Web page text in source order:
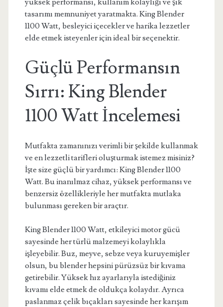
yüksek performansı, kullanım kolaylığı ve şık
tasarımı memnuniyet yaratmakta. King Blender
1100 Watt, besleyici içecekler ve harika lezzetler
elde etmek isteyenler için ideal bir seçenektir.
Güçlü Performansın
Sırrı: King Blender
1100 Watt İncelemesi
Mutfakta zamanınızı verimli bir şekilde kullanmak
ve en lezzetli tarifleri oluşturmak istemez misiniz?
İşte size güçlü bir yardımcı: King Blender 1100
Watt. Bu inanılmaz cihaz, yüksek performansı ve
benzersiz özellikleriyle her mutfakta mutlaka
bulunması gereken bir araçtır.
King Blender 1100 Watt, etkileyici motor gücü
sayesinde her türlü malzemeyi kolaylıkla
işleyebilir. Buz, meyve, sebze veya kuruyemişler
olsun, bu blender hepsini pürüzsüz bir kıvama
getirebilir. Yüksek hız ayarlarıyla istediğiniz
kıvamı elde etmek de oldukça kolaydır. Ayrıca
paslanmaz çelik bıçakları sayesinde her karışım